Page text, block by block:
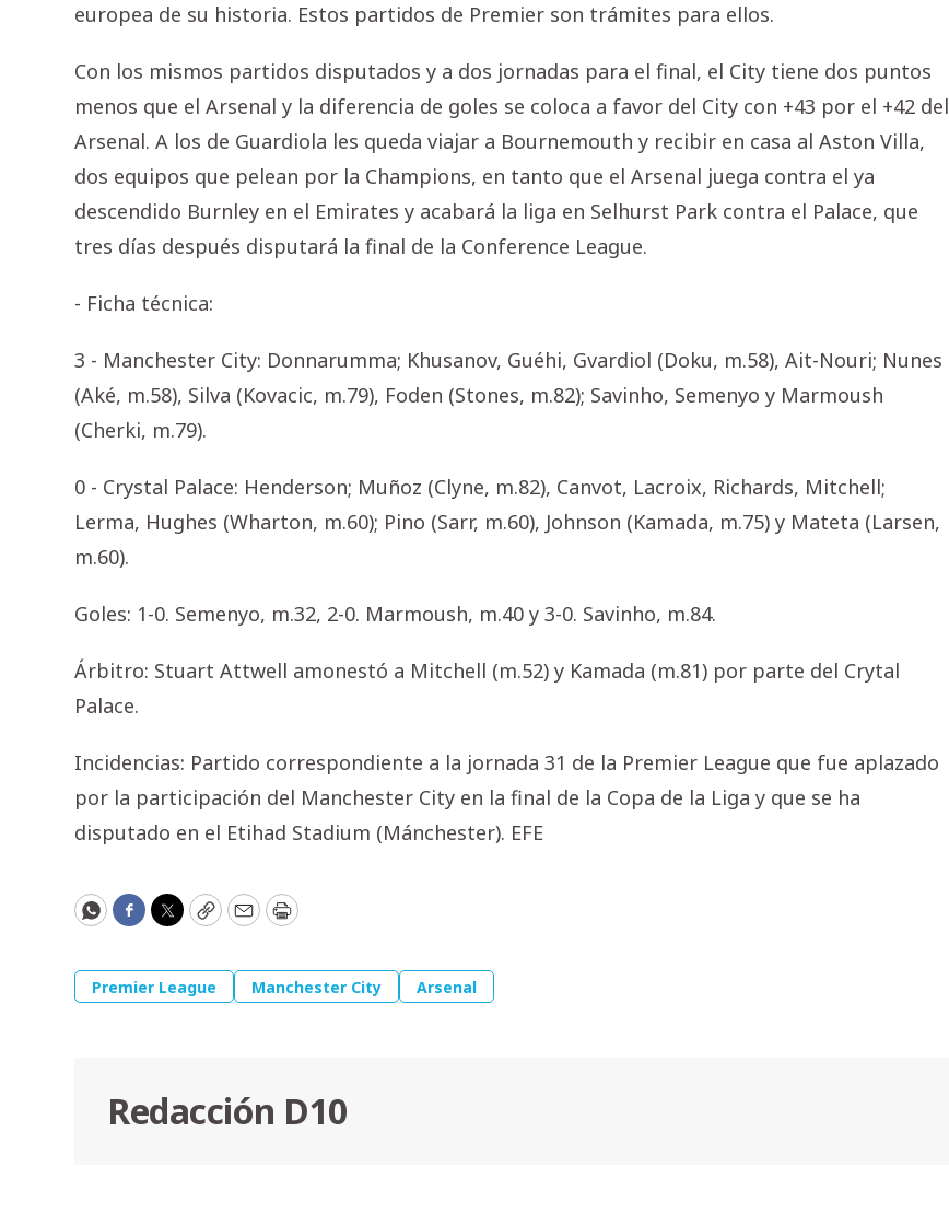
europea de su historia. Estos partidos de Premier son trámites para ellos.
Con los mismos partidos disputados y a dos jornadas para el final, el City tiene dos puntos
menos que el Arsenal y la diferencia de goles se coloca a favor del City con +43 por el +42 del
Arsenal. A los de Guardiola les queda viajar a Bournemouth y recibir en casa al Aston Villa,
dos equipos que pelean por la Champions, en tanto que el Arsenal juega contra el ya
descendido Burnley en el Emirates y acabará la liga en Selhurst Park contra el Palace, que
tres días después disputará la final de la Conference League.
- Ficha técnica:
3 - Manchester City: Donnarumma; Khusanov, Guéhi, Gvardiol (Doku, m.58), Ait-Nouri; Nunes
(Aké, m.58), Silva (Kovacic, m.79), Foden (Stones, m.82); Savinho, Semenyo y Marmoush
(Cherki, m.79).
0 - Crystal Palace: Henderson; Muñoz (Clyne, m.82), Canvot, Lacroix, Richards, Mitchell;
Lerma, Hughes (Wharton, m.60); Pino (Sarr, m.60), Johnson (Kamada, m.75) y Mateta (Larsen,
m.60).
Goles: 1-0. Semenyo, m.32, 2-0. Marmoush, m.40 y 3-0. Savinho, m.84.
Árbitro: Stuart Attwell amonestó a Mitchell (m.52) y Kamada (m.81) por parte del Crytal
Palace.
Incidencias: Partido correspondiente a la jornada 31 de la Premier League que fue aplazado
por la participación del Manchester City en la final de la Copa de la Liga y que se ha
disputado en el Etihad Stadium (Mánchester). EFE
WhatsApp
Facebook
Twitter
CopyEmailPrint
Premier League Manchester City Arsenal
Redacción D10